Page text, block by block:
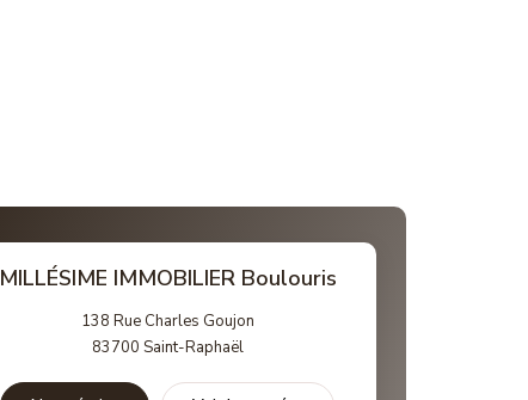
MILLÉSIME IMMOBILIER Boulouris
138 Rue Charles Goujon
83700 Saint-Raphaël